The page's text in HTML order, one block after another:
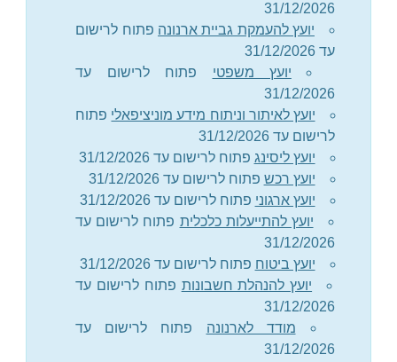
31/12/2026
יועץ להעמקת גביית ארנונה פתוח לרישום
עד 31/12/2026
יועץ משפטי פתוח לרישום עד
31/12/2026
יועץ לאיתור וניתוח מידע מוניציפאלי פתוח
לרישום עד 31/12/2026
יועץ ליסינג פתוח לרישום עד 31/12/2026
יועץ רכש פתוח לרישום עד 31/12/2026
יועץ ארגוני פתוח לרישום עד 31/12/2026
יועץ להתייעלות כלכלית פתוח לרישום עד
31/12/2026
יועץ ביטוח פתוח לרישום עד 31/12/2026
יועץ להנהלת חשבונות פתוח לרישום עד
31/12/2026
מודד לארנונה פתוח לרישום עד
31/12/2026